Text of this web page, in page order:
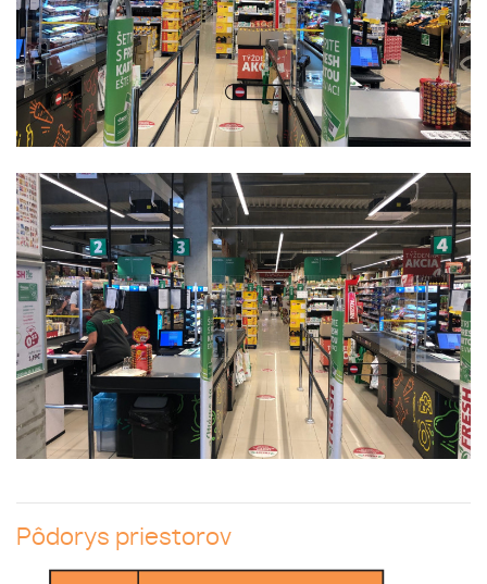
Pôdorys priestorov